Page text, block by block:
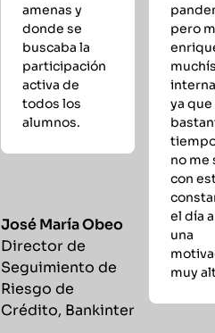
amenas y
donde se
buscaba la
participación
activa de
todos los
alumnos.
José María Obeo
Director de
Seguimiento de
Riesgo de
Crédito, Bankinter
pero
ya que
no me
con
el día
una
muy